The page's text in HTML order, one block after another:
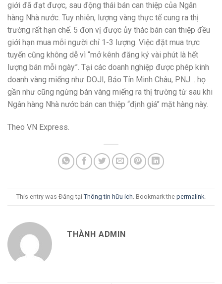
giới đã đạt được, sau động thái bán can thiệp của Ngân
hàng Nhà nước. Tuy nhiên, lượng vàng thực tế cung ra thị
trường rất hạn chế. 5 đơn vị được ủy thác bán can thiệp đều
giới hạn mua mỗi người chỉ 1-3 lượng. Việc đặt mua trực
tuyến cũng không dễ vì “mở kênh đăng ký vài phút là hết
lượng bán mỗi ngày”. Tại các doanh nghiệp được phép kinh
doanh vàng miếng như DOJI, Bảo Tín Minh Châu, PNJ… họ
gần như cũng ngừng bán vàng miếng ra thị trường từ sau khi
Ngân hàng Nhà nước bán can thiệp “định giá” mặt hàng này.
Theo VN Express.
This entry was Đăng tại Thông tin hữu ích . Bookmark the permalink
THÀNH ADMIN